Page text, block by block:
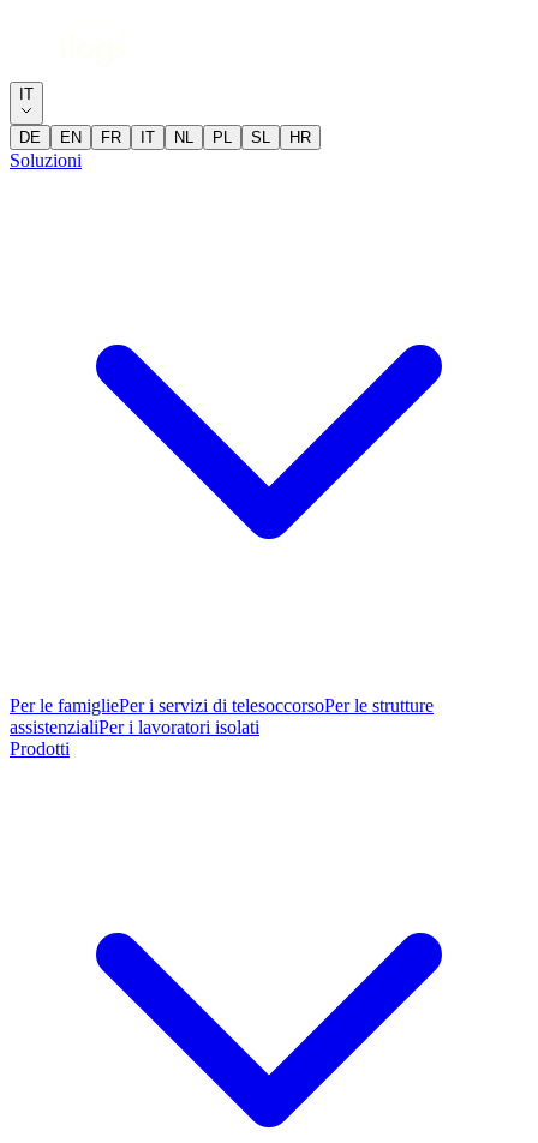
IT
DE EN FR IT NL PL SL HR
Soluzioni
Per le famigliePer i servizi di telesoccorsoPer le strutture
assistenzialiPer i lavoratori isolati
Prodotti